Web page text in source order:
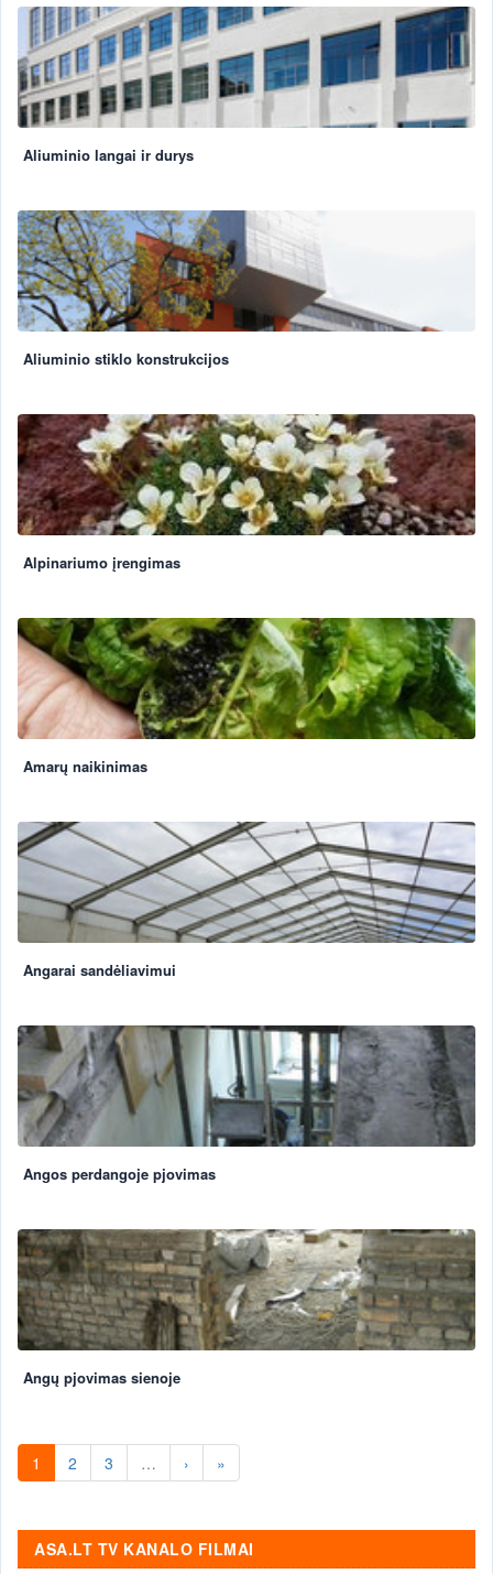
Aliuminio langai ir durys
Aliuminio stiklo konstrukcijos
Alpinariumo įrengimas
Amarų naikinimas
Angarai sandėliavimui
Angos perdangoje pjovimas
Angų pjovimas sienoje
1 2 3 … › »
ASA.LT TV KANALO FILMAI